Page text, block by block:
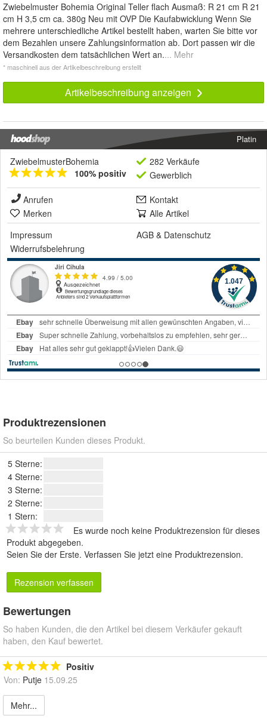
Zwiebelmuster Bohemia Original Teller flach Ausmaß: R 21 cm R 21
cm H 3,5 cm ca. 380g Neu mit OVP Die Kaufabwicklung Wenn Sie
mehrere unterschiedliche Artikel bestellt haben, warten Sie bitte vor
dem Bezahlen unsere Zahlungsinformation ab. Dort passen wir die
Versandkosten dem tatsächlichen Wert an.... Mehr
* maschinell aus der Artikelbeschreibung erstellt
Artikelbeschreibung anzeigen
Platin
ZwiebelmusterBohemia
100% positiv
282 Verkäufe
Gewerblich
Anrufen
Kontakt
Merken
Alle Artikel
Impressum
AGB & Datenschutz
Widerrufsbelehrung
Produktrezensionen
So beurteilen Kunden dieses Produkt.
5 Sterne:
4 Sterne:
3 Sterne:
2 Sterne:
1 Stern:
Es wurde noch keine Produktrezension für dieses
Produkt abgegeben.
Seien Sie der Erste. Verfassen Sie jetzt eine Produktrezension.
Rezension verfassen
Bewertungen
So haben Kunden, die den Artikel bei diesem Verkäufer gekauft
haben, den Kauf bewertet.
Positiv
Von: Putje 15.09.25
Mehr...